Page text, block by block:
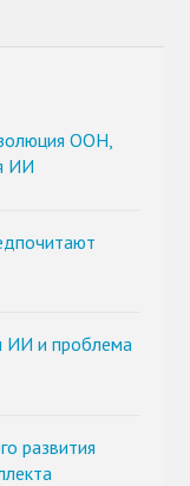
ООН,
ИИ
ИИ и проблема
развития